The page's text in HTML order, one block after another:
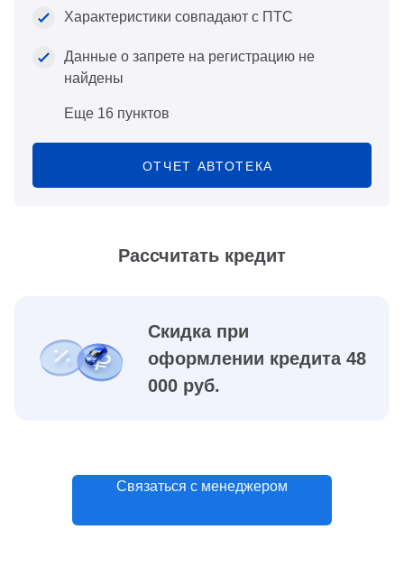
Характеристики совпадают с ПТС
Данные о запрете на регистрацию не
найдены
Еще 16 пунктов
ОТЧЕТ АВТОТЕКА
Рассчитать кредит
Скидка при
оформлении кредита 48
000 руб.
Связаться с менеджером